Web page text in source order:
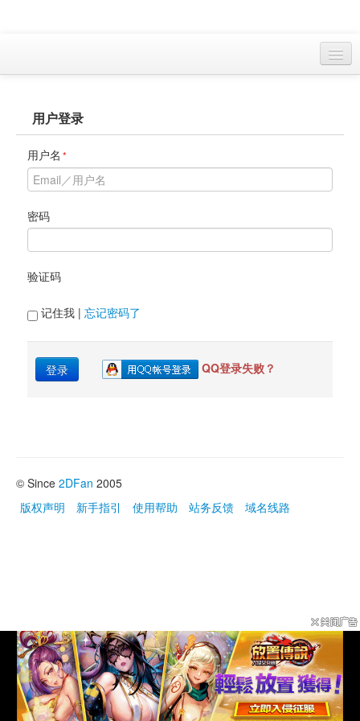
首页
找游戏
下资源
目录
本月新作
站内动态
小组
KF Online
用户登录
用户名 *
密码
验证码
记住我 | 忘记密码了
登录 QQ登录失败？
© Since 2DFan 2005
版权声明
新手指引 使用帮助 站务反馈 域名线路